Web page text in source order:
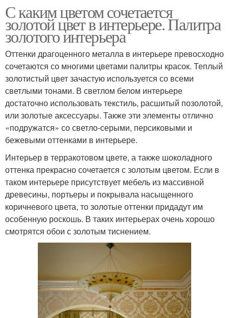
С каким цветом сочетается
золотой цвет в интерьере. Палитра
золотого интерьера
Оттенки драгоценного металла в интерьере превосходно
сочетаются со многими цветами палитры красок. Теплый
золотистый цвет зачастую используется со всеми
светлыми тонами. В светлом белом интерьере
достаточно использовать текстиль, расшитый позолотой,
или золотые аксессуары. Также эти элементы отлично
«подружатся» со светло-серыми, персиковыми и
бежевыми оттенками в интерьере.
Интерьер в терракотовом цвете, а также шоколадного
оттенка прекрасно сочетается с золотым цветом. Если в
таком интерьере присутствует мебель из массивной
древесины, портьеры и покрывала насыщенного
коричневого цвета, то золотые оттенки придадут им
особенную роскошь. В таких интерьерах очень хорошо
смотрятся обои с золотым тиснением.